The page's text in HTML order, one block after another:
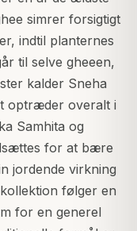
simrer forsigtigt
indtil planternes
til selve gheeen,
kalder Sneha
optræder overalt i
Samhita og
for at bære
jordende virkning
følger en
for en generel